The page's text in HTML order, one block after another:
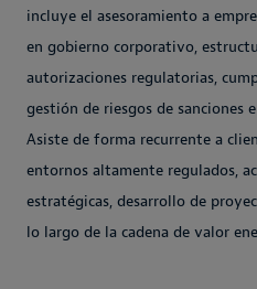
incluye el asesoramiento a
en gobierno corporativo,
autorizaciones regulatorias,
gestión de riesgos de sanciones
Asiste de forma recurrente a
entornos altamente regulados,
estratégicas, desarrollo de
lo largo de la cadena de valor